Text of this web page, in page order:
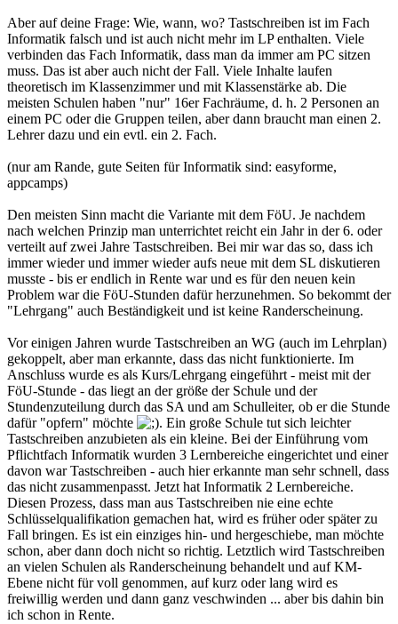
Aber auf deine Frage: Wie, wann, wo? Tastschreiben ist im Fach
Informatik falsch und ist auch nicht mehr im LP enthalten. Viele
verbinden das Fach Informatik, dass man da immer am PC sitzen
muss. Das ist aber auch nicht der Fall. Viele Inhalte laufen
theoretisch im Klassenzimmer und mit Klassenstärke ab. Die
meisten Schulen haben "nur" 16er Fachräume, d. h. 2 Personen an
einem PC oder die Gruppen teilen, aber dann braucht man einen 2.
Lehrer dazu und ein evtl. ein 2. Fach.
(nur am Rande, gute Seiten für Informatik sind: easyforme,
appcamps)
Den meisten Sinn macht die Variante mit dem FöU. Je nachdem
nach welchen Prinzip man unterrichtet reicht ein Jahr in der 6. oder
verteilt auf zwei Jahre Tastschreiben. Bei mir war das so, dass ich
immer wieder und immer wieder aufs neue mit dem SL diskutieren
musste - bis er endlich in Rente war und es für den neuen kein
Problem war die FöU-Stunden dafür herzunehmen. So bekommt der
"Lehrgang" auch Beständigkeit und ist keine Randerscheinung.
Vor einigen Jahren wurde Tastschreiben an WG (auch im Lehrplan)
gekoppelt, aber man erkannte, dass das nicht funktionierte. Im
Anschluss wurde es als Kurs/Lehrgang eingeführt - meist mit der
FöU-Stunde - das liegt an der größe der Schule und der
Stundenzuteilung durch das SA und am Schulleiter, ob er die Stunde
dafür "opfern" möchte
. Ein große Schule tut sich leichter
Tastschreiben anzubieten als ein kleine. Bei der Einführung vom
Pflichtfach Informatik wurden 3 Lernbereiche eingerichtet und einer
davon war Tastschreiben - auch hier erkannte man sehr schnell, dass
das nicht zusammenpasst. Jetzt hat Informatik 2 Lernbereiche.
Diesen Prozess, dass man aus Tastschreiben nie eine echte
Schlüsselqualifikation gemachen hat, wird es früher oder später zu
Fall bringen. Es ist ein einziges hin- und hergeschiebe, man möchte
schon, aber dann doch nicht so richtig. Letztlich wird Tastschreiben
an vielen Schulen als Randerscheinung behandelt und auf KM-
Ebene nicht für voll genommen, auf kurz oder lang wird es
freiwillig werden und dann ganz veschwinden ... aber bis dahin bin
ich schon in Rente.